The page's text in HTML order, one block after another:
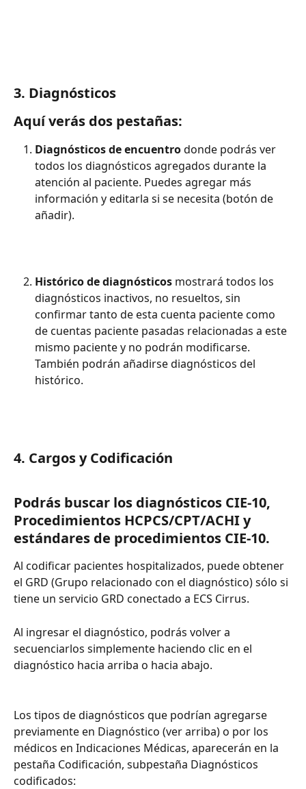
3. Diagnósticos
Aquí verás dos pestañas:
Diagnósticos de encuentro donde podrás ver
todos los diagnósticos agregados durante la
atención al paciente. Puedes agregar más
información y editarla si se necesita (botón de
añadir).
Histórico de diagnósticos mostrará todos los
diagnósticos inactivos, no resueltos, sin
confirmar tanto de esta cuenta paciente como
de cuentas paciente pasadas relacionadas a este
mismo paciente y no podrán modificarse.
También podrán añadirse diagnósticos del
histórico.
4. Cargos y Codificación
Podrás buscar los diagnósticos CIE-10,
Procedimientos HCPCS/CPT/ACHI y
estándares de procedimientos CIE-10.
Al codificar pacientes hospitalizados, puede obtener
el GRD (Grupo relacionado con el diagnóstico) sólo si
tiene un servicio GRD conectado a ECS Cirrus.
Al ingresar el diagnóstico, podrás volver a
secuenciarlos simplemente haciendo clic en el
diagnóstico hacia arriba o hacia abajo.
Los tipos de diagnósticos que podrían agregarse
previamente en Diagnóstico (ver arriba) o por los
médicos en Indicaciones Médicas, aparecerán en la
pestaña Codificación, subpestaña Diagnósticos
codificados: